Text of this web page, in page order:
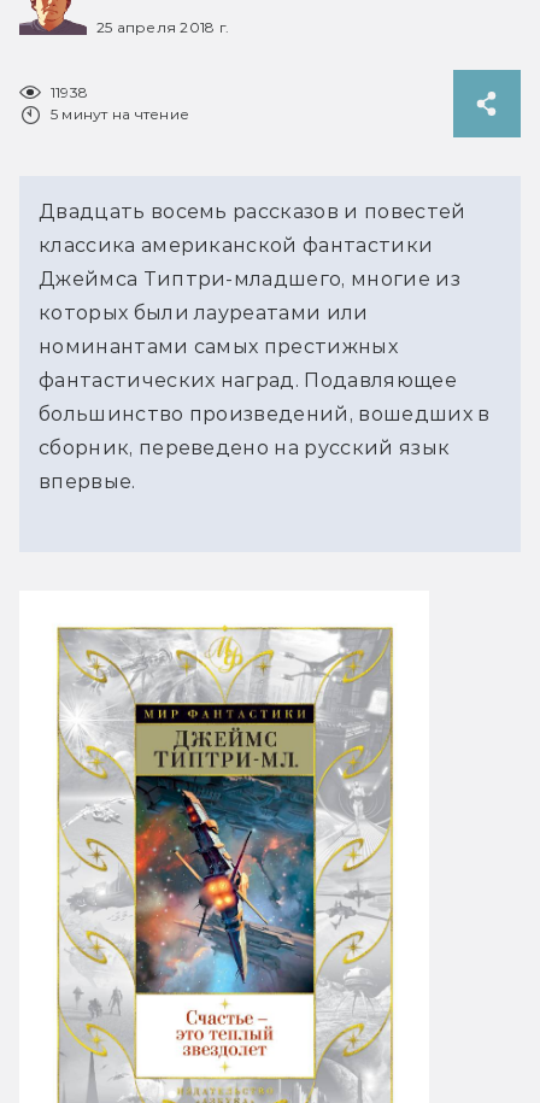
25 апреля 2018 г.
11938
5 минут на чтение
Двадцать восемь рассказов и повестей
классика американской фантастики
Джеймса Типтри-младшего, многие из
которых были лауреатами или
номинантами самых престижных
фантастических наград. Подавляющее
большинство произведений, вошедших в
сборник, переведено на русский язык
впервые.